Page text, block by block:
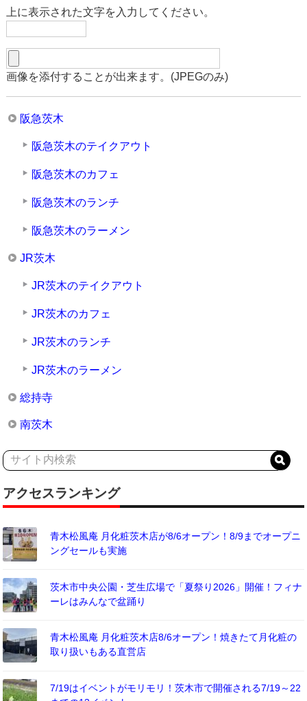
上に表示された文字を入力してください。
画像を添付することが出来ます。(JPEGのみ)
阪急茨木
阪急茨木のテイクアウト
阪急茨木のカフェ
阪急茨木のランチ
阪急茨木のラーメン
JR茨木
JR茨木のテイクアウト
JR茨木のカフェ
JR茨木のランチ
JR茨木のラーメン
総持寺
南茨木
アクセスランキング
青木松風庵 月化粧茨木店が8/6オープン！8/9までオープニ
ングセールも実施
茨木市中央公園・芝生広場で「夏祭り2026」開催！フィナ
ーレはみんなで盆踊り
青木松風庵 月化粧茨木店8/6オープン！焼きたて月化粧の
取り扱いもある直営店
7/19はイベントがモリモリ！茨木市で開催される7/19～22